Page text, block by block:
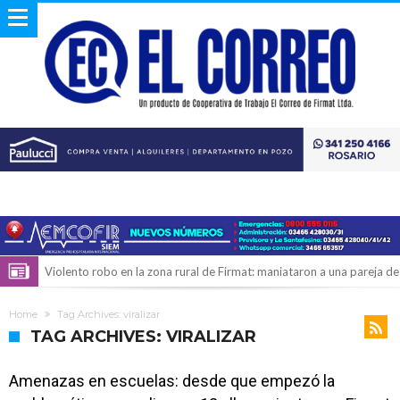
Violento robo en la zona rural de Firmat: maniataron a una pareja de
Vilela
Firmat: “Codo a codo” lanza una campaña de recolección de
Home Tag Archives: viralizar
TAG ARCHIVES: VIRALIZAR
Amenazas en escuelas: desde que empezó la